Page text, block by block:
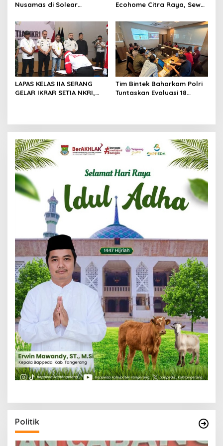
Nusamas di Solear
Belum Memiliki PSU
Ecohome Citra Raya, Sewa
Pegawai Staf BNK
LAPAS KELAS IIA SERANG
GELAR IKRAR SETIA NKRI,
Tim Bintek Baharkam Polri
Tuntaskan Evaluasi 18
Politik